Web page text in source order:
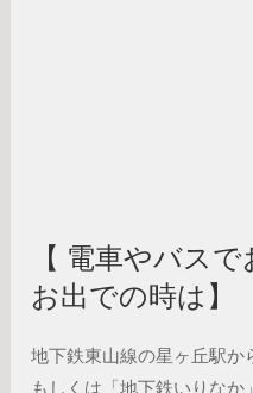
【 電車やバス
お出での時は】
地下鉄東山線の星ヶ丘駅か
もしくは「地下鉄いりな